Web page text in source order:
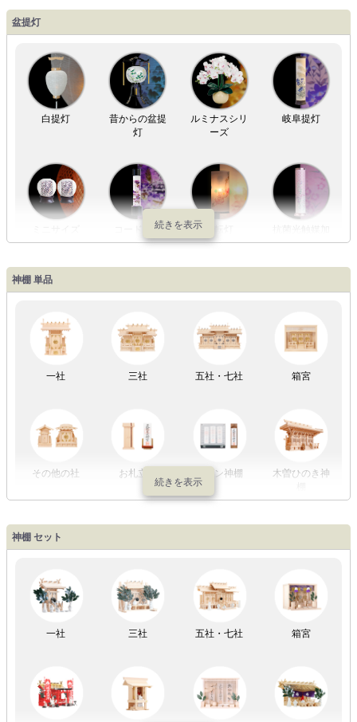
盆提灯
白提灯
昔からの盆提
灯
ルミナスシリ
ーズ
岐阜提灯
コードレス
工
LED灯 七色LED灯 和紙・絹製 木・竹製
初盆セット 贈るセット 盆提灯単品 一対セット
盆提灯一万円
以内
～2万円
～3万円
以上
神棚 単品
一社 三社 五社・七社 箱宮
その他の社 お札立て モダン神棚
木曽ひのき神
神棚 セット
一社 三社 五社・七社 箱宮